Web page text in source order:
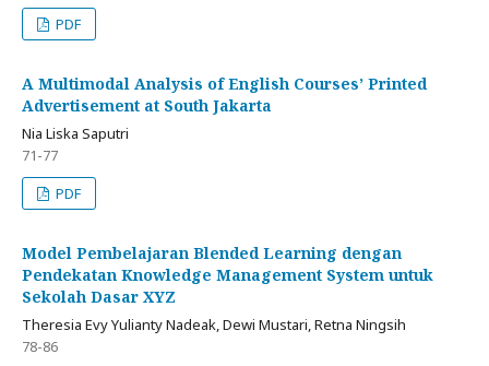
PDF
A Multimodal Analysis of English Courses’ Printed
Advertisement at South Jakarta
Nia Liska Saputri
71-77
PDF
Model Pembelajaran Blended Learning dengan
Pendekatan Knowledge Management System untuk
Sekolah Dasar XYZ
Theresia Evy Yulianty Nadeak, Dewi Mustari, Retna Ningsih
78-86